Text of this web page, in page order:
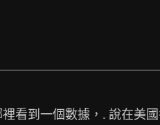
看到一個數據，. 說在美